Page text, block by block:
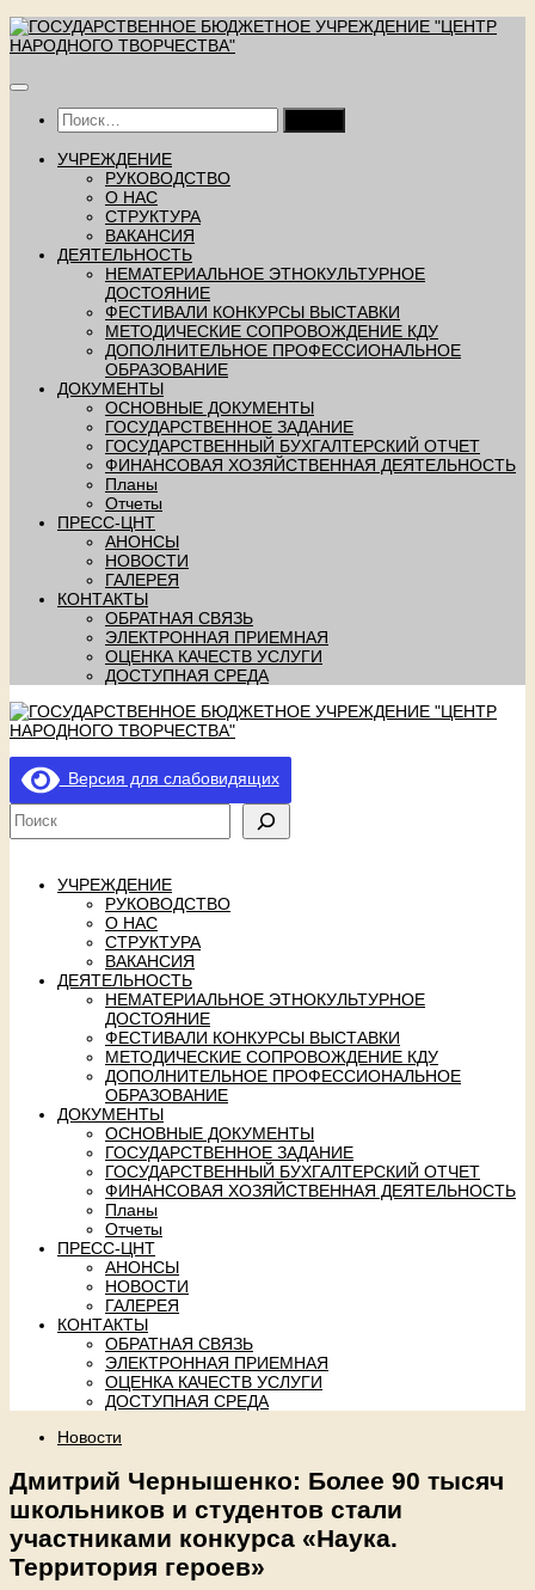
Перейти
к
Найти:
УЧРЕЖДЕНИЕ
РУКОВОДСТВО
О НАС
СТРУКТУРА
ВАКАНСИЯ
ДЕЯТЕЛЬНОСТЬ
НЕМАТЕРИАЛЬНОЕ ЭТНОКУЛЬТУРНОЕ
ДОСТОЯНИЕ
ФЕСТИВАЛИ КОНКУРСЫ ВЫСТАВКИ
МЕТОДИЧЕСКИЕ СОПРОВОЖДЕНИЕ КДУ
ДОПОЛНИТЕЛЬНОЕ ПРОФЕССИОНАЛЬНОЕ
ОБРАЗОВАНИЕ
ДОКУМЕНТЫ
ОСНОВНЫЕ ДОКУМЕНТЫ
ГОСУДАРСТВЕННОЕ ЗАДАНИЕ
ГОСУДАРСТВЕННЫЙ БУХГАЛТЕРСКИЙ ОТЧЕТ
ФИНАНСОВАЯ ХОЗЯЙСТВЕННАЯ ДЕЯТЕЛЬНОСТЬ
Планы
Отчеты
ПРЕСС-ЦНТ
АНОНСЫ
НОВОСТИ
ГАЛЕРЕЯ
КОНТАКТЫ
ОБРАТНАЯ СВЯЗЬ
ЭЛЕКТРОННАЯ ПРИЕМНАЯ
ОЦЕНКА КАЧЕСТВ УСЛУГИ
ДОСТУПНАЯ СРЕДА
Версия для слабовидящих
УЧРЕЖДЕНИЕ
РУКОВОДСТВО
О НАС
СТРУКТУРА
ВАКАНСИЯ
ДЕЯТЕЛЬНОСТЬ
НЕМАТЕРИАЛЬНОЕ ЭТНОКУЛЬТУРНОЕ
ДОСТОЯНИЕ
ФЕСТИВАЛИ КОНКУРСЫ ВЫСТАВКИ
МЕТОДИЧЕСКИЕ СОПРОВОЖДЕНИЕ КДУ
ДОПОЛНИТЕЛЬНОЕ ПРОФЕССИОНАЛЬНОЕ
ОБРАЗОВАНИЕ
ДОКУМЕНТЫ
ОСНОВНЫЕ ДОКУМЕНТЫ
ГОСУДАРСТВЕННОЕ ЗАДАНИЕ
ГОСУДАРСТВЕННЫЙ БУХГАЛТЕРСКИЙ ОТЧЕТ
ФИНАНСОВАЯ ХОЗЯЙСТВЕННАЯ ДЕЯТЕЛЬНОСТЬ
Планы
Отчеты
ПРЕСС-ЦНТ
АНОНСЫ
НОВОСТИ
ГАЛЕРЕЯ
КОНТАКТЫ
ОБРАТНАЯ СВЯЗЬ
ЭЛЕКТРОННАЯ ПРИЕМНАЯ
ОЦЕНКА КАЧЕСТВ УСЛУГИ
ДОСТУПНАЯ СРЕДА
Новости
Дмитрий Чернышенко: Более 90 тысяч
школьников и студентов стали
участниками конкурса «Наука.
Территория героев»